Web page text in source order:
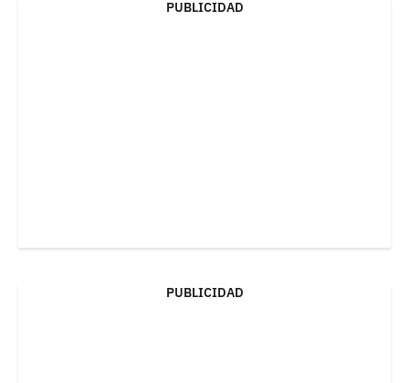
PUBLICIDAD
PUBLICIDAD